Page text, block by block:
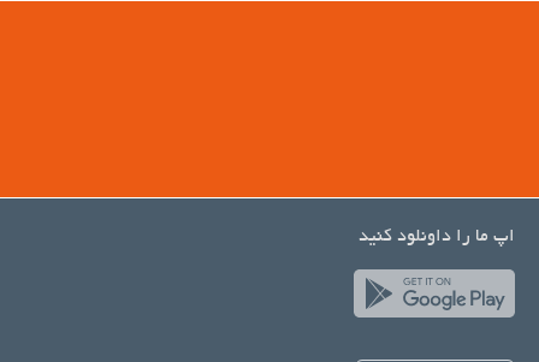
اپ ما را داونلود کنید